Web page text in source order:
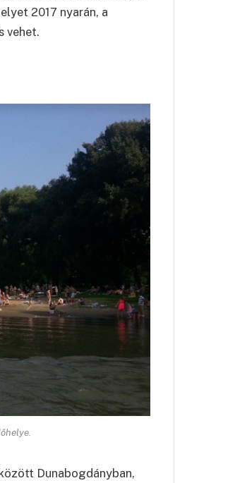
2017 nyarán, a
vehet.
Dunabogdányban,